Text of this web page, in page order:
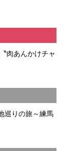
肉あんかけチャ
巡りの旅～練馬